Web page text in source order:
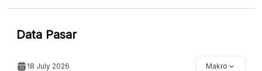
Data Pasar
18 July 2026 Makro